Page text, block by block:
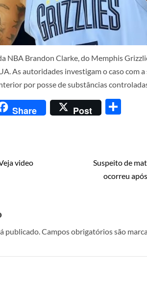
NBA Brandon Clarke, do Memphis
As autoridades investigam o caso com
por posse de substâncias
Share Post
video
Suspeito de
ocorreu
publicado.Campos obrigatórios são